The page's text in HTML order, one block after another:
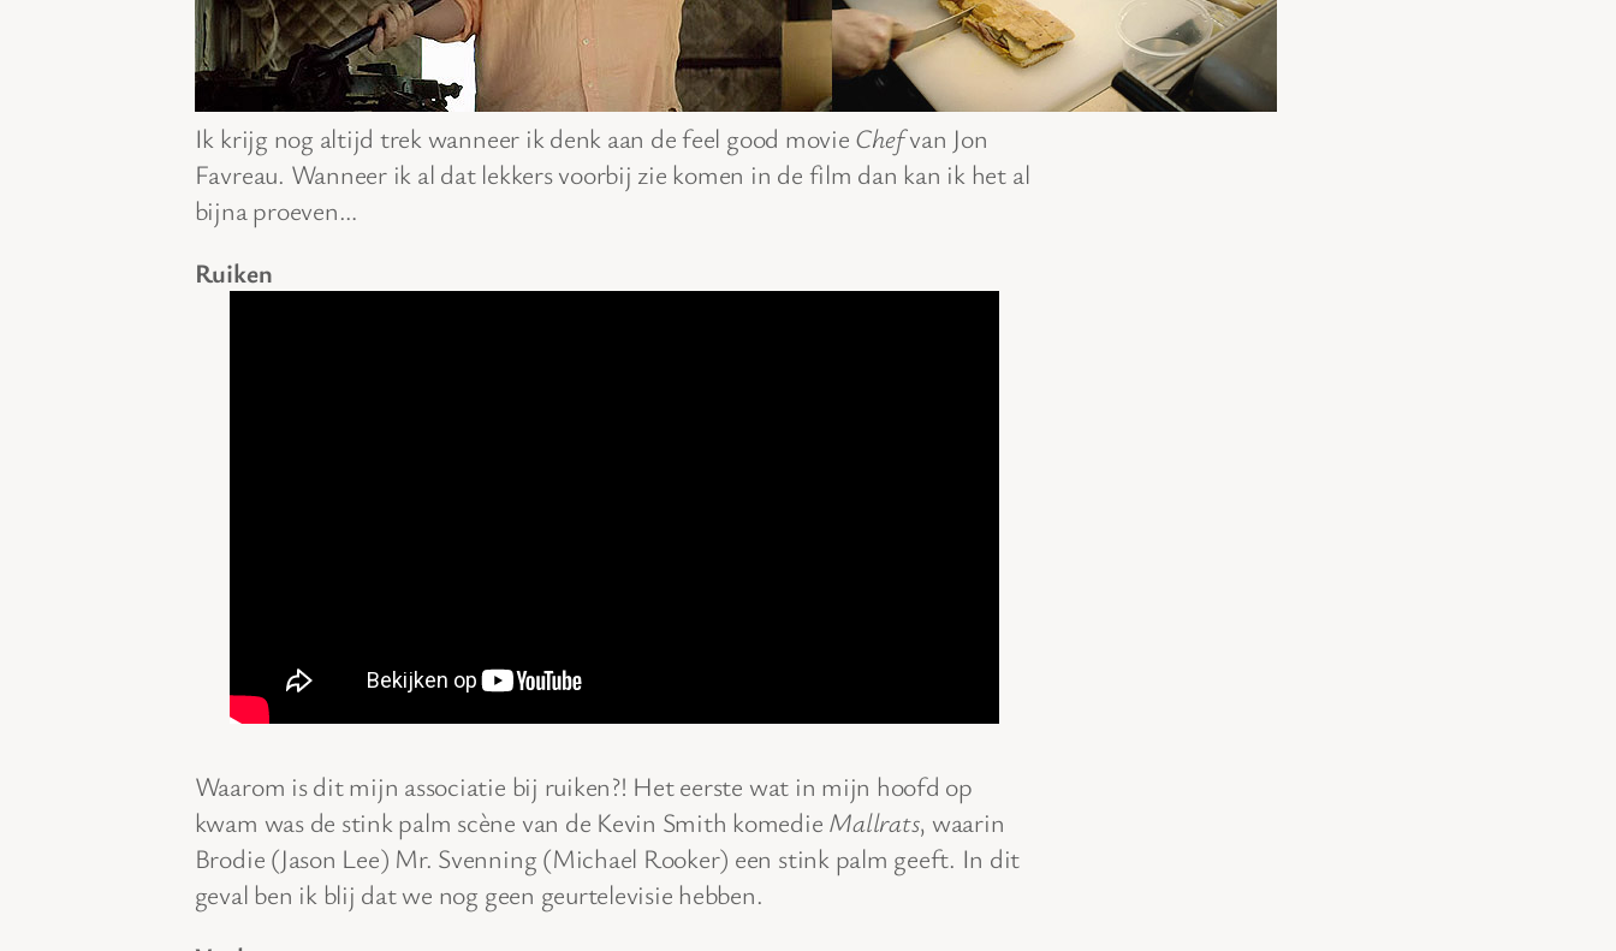
Ik krijg nog altijd trek wanneer ik denk aan de feel good movie Chefvan Jon
Favreau. Wanneer ik al dat lekkers voorbij zie komen in de film dan kan ik het al
bijna proeven…
Ruiken
Waarom is dit mijn associatie bij ruiken?! Het eerste wat in mijn hoofd op
kwam was de stink palm scène van de Kevin Smith komedie Mallrats, waarin
Brodie (Jason Lee) Mr. Svenning (Michael Rooker) een stink palm geeft. In dit
geval ben ik blij dat we nog geen geurtelevisie hebben.